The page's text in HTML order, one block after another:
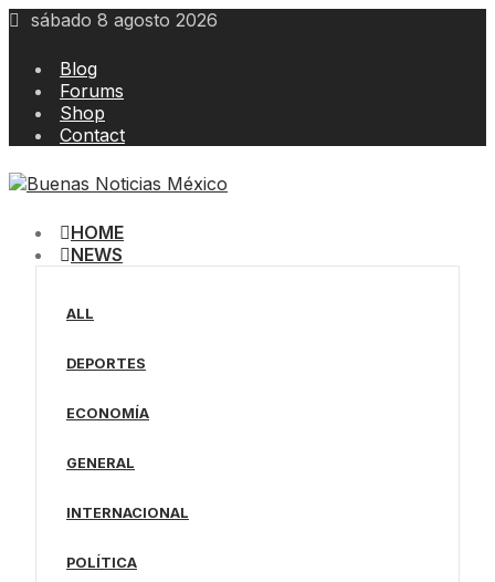
Skip
content
sábado 8 agosto 2026
Blog
Forums
Shop
Contact
HOME
NEWS
ALL
DEPORTES
ECONOMÍA
GENERAL
INTERNACIONAL
POLÍTICA